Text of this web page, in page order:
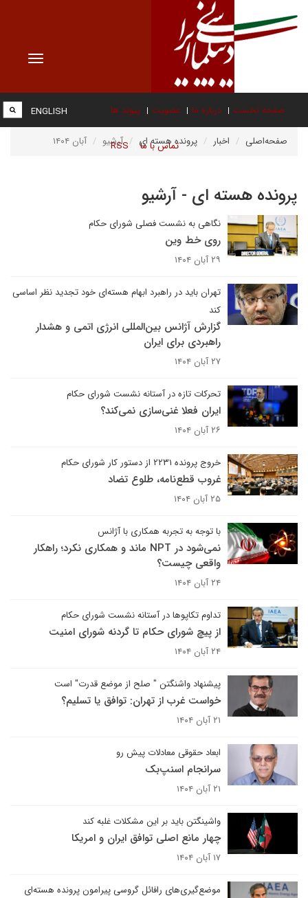
Toggle
صفحه نخست درباره ما عضویت پیوند ها
تماس با ما RSS
ENGLISH
صفحه‌اصلی اخبار پرونده هسته ای آرشیو آبان ۱۴۰۴
پرونده هسته ای - آرشیو
نگاهی به نشست فصلی شورای حکام
روی خط وین
۲۹ آبان ۱۴۰۴
تهران باید در راهبرد ابهام هسته‌ای خود تجدید نظر اساسی
کند
گزارش آژانس بین‌المللی انرژی اتمی و هشدار
راهبردی برای ایران
۲۷ آبان ۱۴۰۴
تحرکات تازه در آستانه نشست شورای حکام
ایران فعلا غنی‌سازی نمی‌کند؟
۲۶ آبان ۱۴۰۴
خروج پرونده ۲۲۳۱ از دستور کار شورای حکام
غروب قطع‌نامه، طلوع تضاد
۲۵ آبان ۱۴۰۴
با توجه به تجربه همکاری با آژانس
نمی‌شود در NPT ماند و همکاری نکرد؛ راهکار
واقعی چیست؟
۲۴ آبان ۱۴۰۴
تداوم تکاپوها در آستانه نشست شورای حکام
از پیچ شورای حکام تا گردنه شورای امنیت
۲۴ آبان ۱۴۰۴
پیشنهاد واشنگتن " صلح از موضع قدرت" است
خواست غرب از تهران: توافق یا تسلیم؟
۲۱ آبان ۱۴۰۴
ابعاد حقوقی معادلات پیش رو
سرانجام اسنپ‌بک
۲۱ آبان ۱۴۰۴
واشینگتن باید بر این مشکلات غلبه کند
چهار مانع اصلی توافق ایران و امریکا
۱۷ آبان ۱۴۰۴
موضع‌گیری‌های رافائل گروسی پیرامون پرونده هسته‌ای